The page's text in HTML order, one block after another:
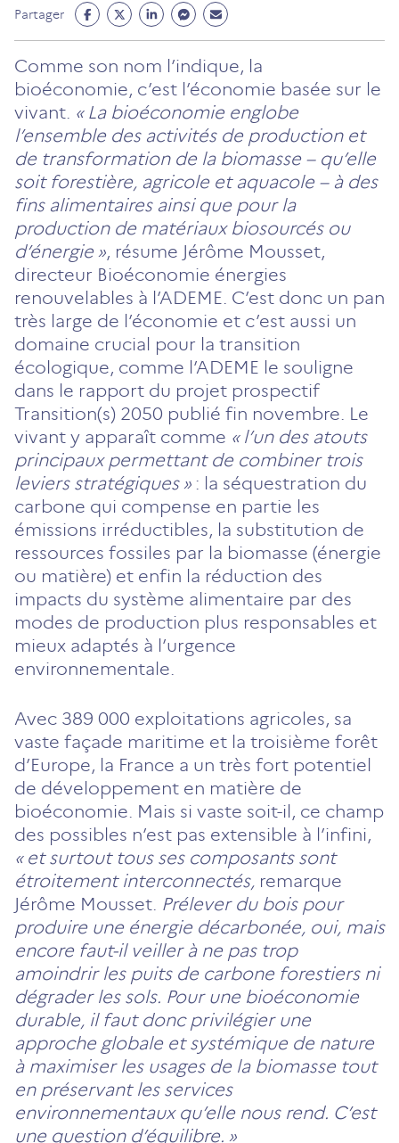
Partager
Partage
Facebook
(ouvre
un
nouvel
onglet)
Partage
Twitter
(ouvre
un
nouvel
onglet)
Partage
Linkedin
(ouvre
un
nouvel
onglet)
Partage
Messenger
(ouvre
un
nouvel
onglet)
Partage
Mail
(ouvre
un
nouvel
onglet)
Comme son nom l’indique, la
bioéconomie, c’est l’économie basée sur le
vivant. « La bioéconomie englobe
l’ensemble des activités de production et
de transformation de la biomasse – qu’elle
soit forestière, agricole et aquacole – à des
fins alimentaires ainsi que pour la
production de matériaux biosourcés ou
d’énergie », résume Jérôme Mousset,
directeur Bioéconomie énergies
renouvelables à l’ADEME. C’est donc un pan
très large de l’économie et c’est aussi un
domaine crucial pour la transition
écologique, comme l’ADEME le souligne
dans le rapport du projet prospectif
Transition(s) 2050 publié fin novembre. Le
vivant y apparaît comme « l’un des atouts
principaux permettant de combiner trois
leviers stratégiques » : la séquestration du
carbone qui compense en partie les
émissions irréductibles, la substitution de
ressources fossiles par la biomasse (énergie
ou matière) et enfin la réduction des
impacts du système alimentaire par des
modes de production plus responsables et
mieux adaptés à l’urgence
environnementale.
Avec 389 000 exploitations agricoles, sa
vaste façade maritime et la troisième forêt
d’Europe, la France a un très fort potentiel
de développement en matière de
bioéconomie. Mais si vaste soit-il, ce champ
des possibles n’est pas extensible à l’infini,
« et surtout tous ses composants sont
étroitement interconnectés, remarque
Jérôme Mousset. Prélever du bois pour
produire une énergie décarbonée, oui, mais
encore faut-il veiller à ne pas trop
amoindrir les puits de carbone forestiers ni
dégrader les sols. Pour une bioéconomie
durable, il faut donc privilégier une
approche globale et systémique de nature
à maximiser les usages de la biomasse tout
en préservant les services
environnementaux qu’elle nous rend. C’est
une question d’équilibre. »